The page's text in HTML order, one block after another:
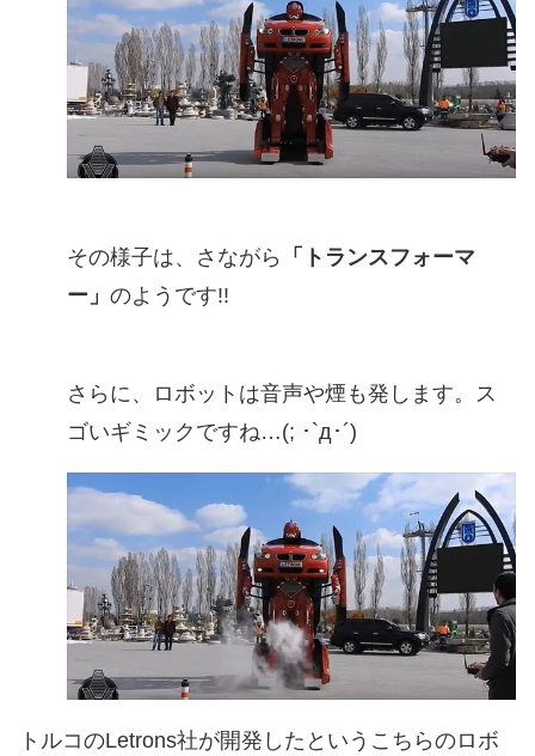
その様子は、さながら
「トランスフォーマ
ー」 のようです!!
さらに、ロボットは音声や煙も発します。ス
ゴいギミックですね…(; ･`д･´)
トルコのLetrons社が開発したというこちらのロボ